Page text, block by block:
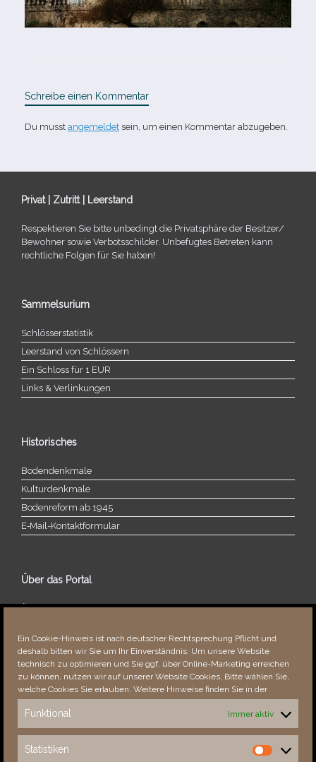
Ein Cookie-Hinweis ist nach deutscher Rechtsprechung Pflicht und
deshalb bitten wir Sie um Ihr Einverständnis: Um unsere Website
technisch zu optimieren und Sie ggf. über Online-Marketing erreichen
zu können, nutzen wir auf unserer Website Cookies. Bitte wählen Sie,
welche Cookies Sie erlauben. Weitere Hinweise finden Sie in der
Funktional Immer aktiv
Statistiken
Statistiken
Schreibe einen Kommentar
Du musst angemeldet sein, um einen Kommentar abzugeben.
Privat | Zutritt | Leerstand
Respektieren Sie bitte unbe­dingt die Privatsphäre der Besitzer/​
Bewohner sowie Verbotsschilder. Unbefugtes Betreten kann
recht­li­che Folgen für Sie haben!
Sammelsurium
Schlösserstatistik
Leerstand von Schlössern
Ein Schloss für 1 EUR
Links & Verlinkungen
Historisches
Bodendenkmale
Kulturdenkmale
Bodenreform ab 1945
E‑Mail-​​Kontaktformular
Über das Portal
Über dieses Portal
Fehler bemerkt?
Besucher seit 08/​2021